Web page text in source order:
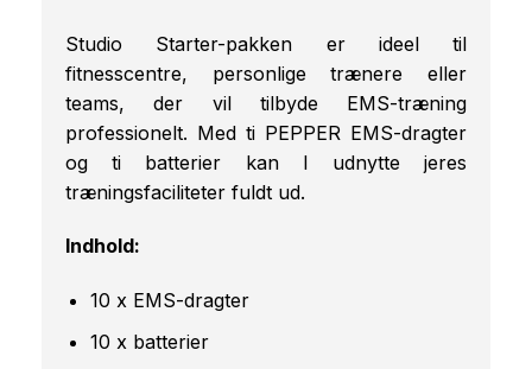
Studio Starter-pakken er ideel til
fitnesscentre, personlige trænere eller
teams, der vil tilbyde EMS-træning
professionelt. Med ti PEPPER EMS-dragter
og ti batterier kan I udnytte jeres
træningsfaciliteter fuldt ud.
Indhold:
10 x EMS-dragter
10 x batterier